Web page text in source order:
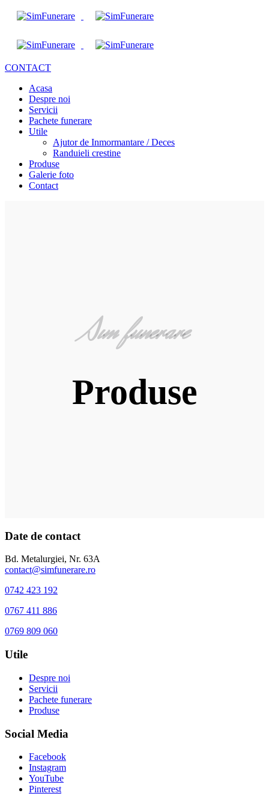
CONTACT
Acasa
Despre noi
Servicii
Pachete funerare
Utile
Ajutor de Inmormantare / Deces
Randuieli crestine
Produse
Galerie foto
Contact
Sim funerare
Produse
Date de contact
Bd. Metalurgiei, Nr. 63A
contact@simfunerare.ro
0742 423 192
0767 411 886
0769 809 060
Utile
Despre noi
Servicii
Pachete funerare
Produse
Social Media
Facebook
Instagram
YouTube
Pinterest